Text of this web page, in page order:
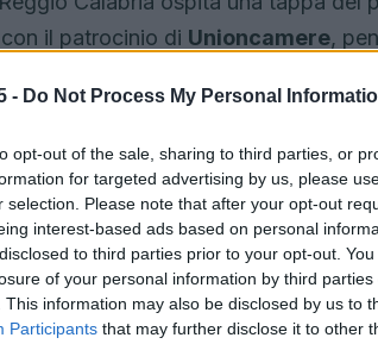
- Do Not Process My Personal
opt-out of the sale, sharing to third parties, or
for targeted advertising by us, please
selection. Please note that after your opt-out
interest-based ads based on personal
to third parties prior to your opt-out.
of your personal information by third parties
This information may also be disclosed by us to
Participants that may further disclose it to other
con il patrocinio di Unioncamere,
competenze pratiche digestione
dimensioni o esercita professioni
l’applicazione quotidiana.